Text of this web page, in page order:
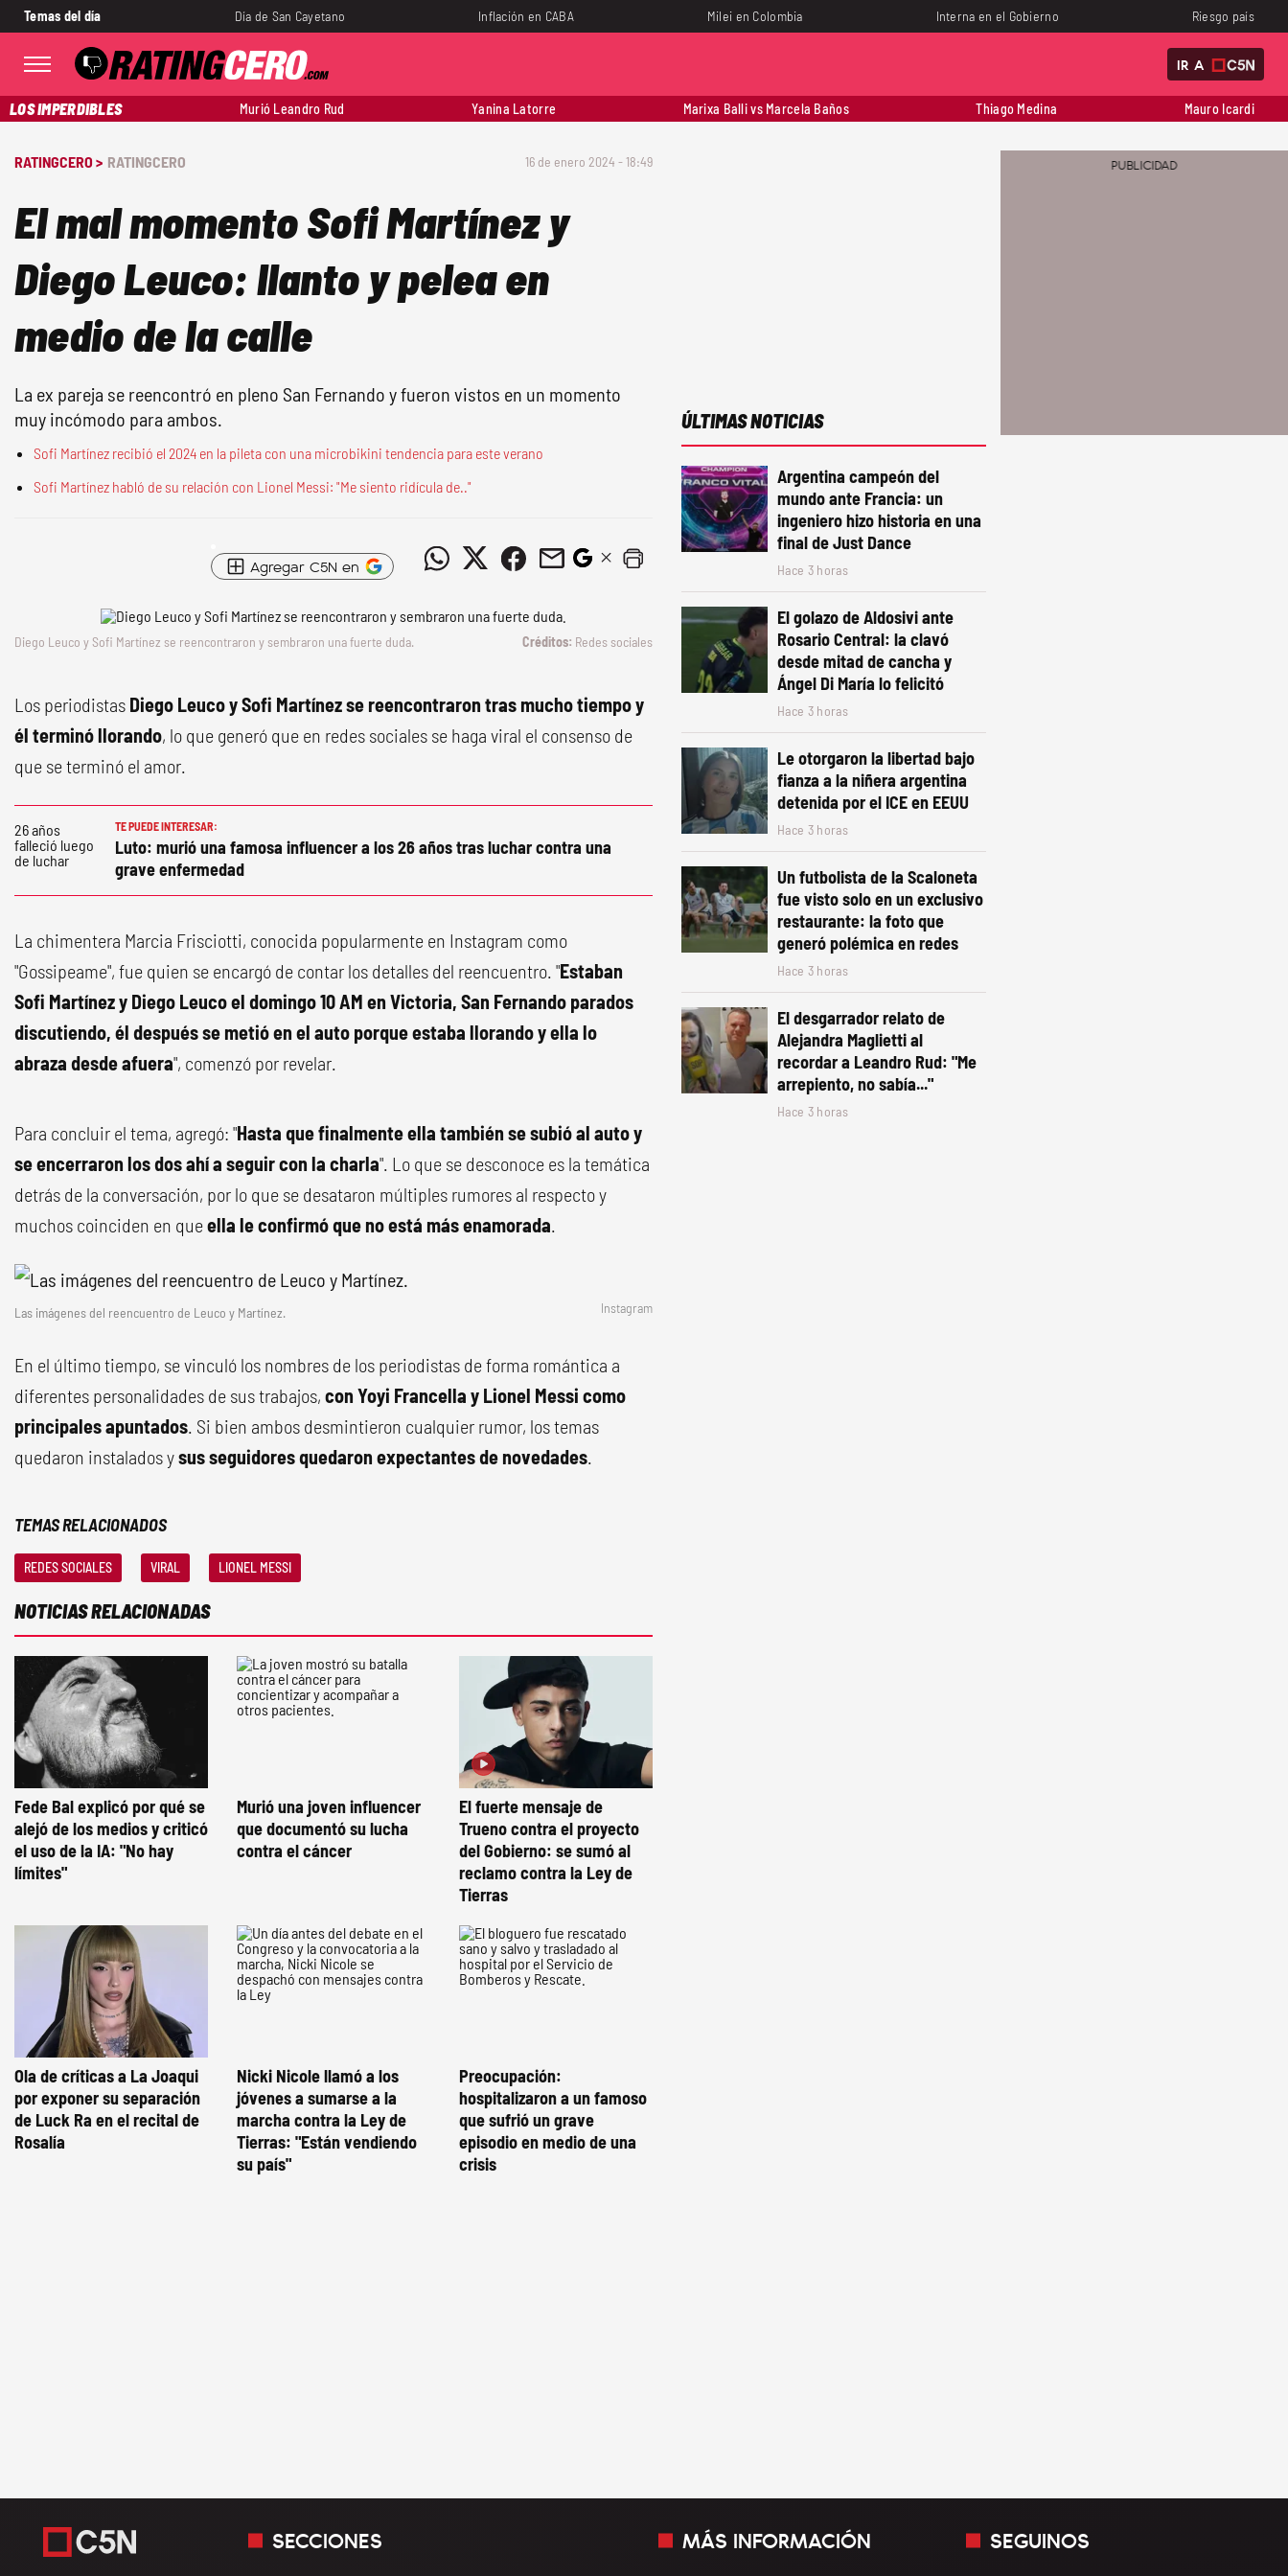
Temas del día Día de San Cayetano Inflación en CABA Milei en Colombia Interna en el Gobierno Riesgo país
IR A
LOS IMPERDIBLES Murió Leandro Rud Yanina Latorre Marixa Balli vs Marcela Baños Thiago Medina Mauro Icardi
RATINGCERO > RATINGCERO 16 de enero 2024 - 18:49
El mal momento Sofi Martínez y
Diego Leuco: llanto y pelea en
medio de la calle
La ex pareja se reencontró en pleno San Fernando y fueron vistos en un momento
muy incómodo para ambos.
Sofi Martínez recibió el 2024 en la pileta con una microbikini tendencia para este verano
Sofi Martínez habló de su relación con Lionel Messi: "Me siento ridícula de.."
Agregar C5N en
Diego Leuco y Sofi Martínez se reencontraron y sembraron una fuerte duda. Redes sociales
Los periodistas Diego Leuco y Sofi Martínez se reencontraron tras mucho tiempo y
él terminó llorando, lo que generó que en redes sociales se haga viral el consenso de
que se terminó el amor.
TE PUEDE INTERESAR:
Luto: murió una famosa influencer a los 26 años tras luchar contra una
grave enfermedad
La chimentera Marcia Frisciotti, conocida popularmente en Instagram como
"Gossipeame", fue quien se encargó de contar los detalles del reencuentro. "Estaban
Sofi Martínez y Diego Leuco el domingo 10 AM en Victoria, San Fernando parados
discutiendo, él después se metió en el auto porque estaba llorando y ella lo
abraza desde afuera", comenzó por revelar.
Para concluir el tema, agregó: "Hasta que finalmente ella también se subió al auto y
se encerraron los dos ahí a seguir con la charla". Lo que se desconoce es la temática
detrás de la conversación, por lo que se desataron múltiples rumores al respecto y
muchos coinciden en queella le confirmó que no está más enamorada.
Las imágenes del reencuentro de Leuco y Martínez. Instagram
En el último tiempo, se vinculó los nombres de los periodistas de forma romántica a
diferentes personalidades de sus trabajos, con Yoyi Francella y Lionel Messi como
principales apuntados. Si bien ambos desmintieron cualquier rumor, los temas
quedaron instalados ysus seguidores quedaron expectantes de novedades.
TEMAS RELACIONADOS
REDES SOCIALES VIRAL LIONEL MESSI
NOTICIAS RELACIONADAS
Fede Bal explicó por qué se
alejó de los medios y criticó
el uso de la IA: "No hay
límites"
Murió una joven influencer
que documentó su lucha
contra el cáncer
El fuerte mensaje de
Trueno contra el proyecto
del Gobierno: se sumó al
reclamo contra la Ley de
Tierras
Ola de críticas a La Joaqui
por exponer su separación
de Luck Ra en el recital de
Rosalía
Nicki Nicole llamó a los
jóvenes a sumarse a la
marcha contra la Ley de
Tierras: "Están vendiendo
su país"
Preocupación:
hospitalizaron a un famoso
que sufrió un grave
episodio en medio de una
crisis
ÚLTIMAS NOTICIAS
Argentina campeón del
mundo ante Francia: un
ingeniero hizo historia en una
final de Just Dance
Hace 3 horas
El golazo de Aldosivi ante
Rosario Central: la clavó
desde mitad de cancha y
Ángel Di María lo felicitó
Hace 3 horas
Le otorgaron la libertad bajo
fianza a la niñera argentina
detenida por el ICE en EEUU
Hace 3 horas
Un futbolista de la Scaloneta
fue visto solo en un exclusivo
restaurante: la foto que
generó polémica en redes
Hace 3 horas
El desgarrador relato de
Alejandra Maglietti al
recordar a Leandro Rud: "Me
arrepiento, no sabía..."
Hace 3 horas
SECCIONES MÁS INFORMACIÓN SEGUINOS